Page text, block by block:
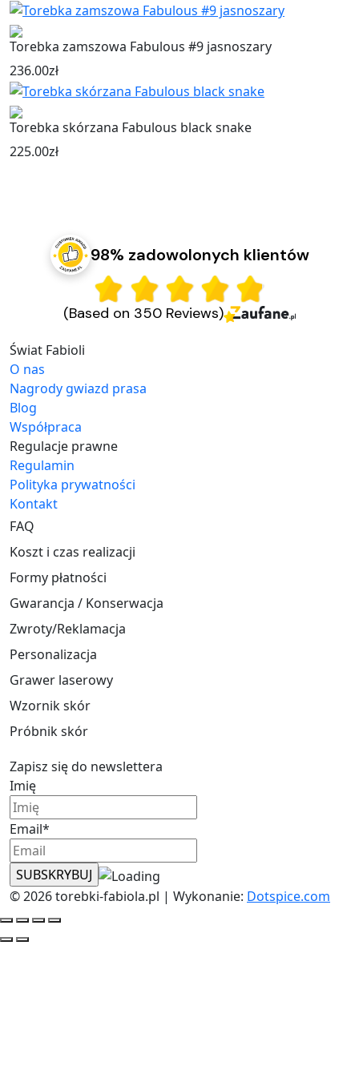
Torebka zamszowa Fabulous #9 jasnoszary
236.00zł
Torebka skórzana Fabulous black snake
225.00zł
98% zadowolonych klientów
(Based on 350 Reviews)
Świat Fabioli
O nas
Nagrody gwiazd prasa
Blog
Współpraca
Regulacje prawne
Regulamin
Polityka prywatności
Kontakt
FAQ
Koszt i czas realizacji
Formy płatności
Gwarancja / Konserwacja
Zwroty/Reklamacja
Personalizacja
Grawer laserowy
Wzornik skór
Próbnik skór
Zapisz się do newslettera
Imię
Email*
© 2026 torebki-fabiola.pl | Wykonanie: Dotspice.com